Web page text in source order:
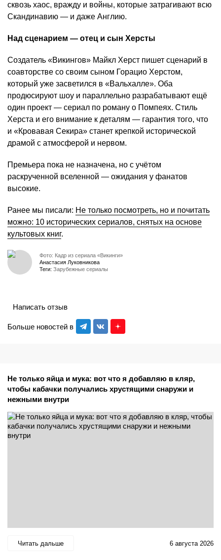
сквозь хаос, вражду и войны, которые затрагивают всю
Скандинавию — и даже Англию.
Над сценарием — отец и сын Херсты
Создатель «Викингов» Майкл Херст пишет сценарий в
соавторстве со своим сыном Горацио Херстом,
который уже засветился в «Вальхалле». Оба
продюсируют шоу и параллельно разрабатывают ещё
один проект — сериал по роману о Помпеях. Стиль
Херста и его внимание к деталям — гарантия того, что
и «Кровавая Секира» станет крепкой исторической
драмой с атмосферой и нервом.
Премьера пока не назначена, но с учётом
раскрученной вселенной — ожидания у фанатов
высокие.
Ранее мы писали: Не только посмотреть, но и почитать
можно: 10 исторических сериалов, снятых на основе
культовых книг.
Фото: Кадр из сериала «Викинги»
Анастасия Луковникова
Теги: Зарубежные сериалы
Больше новостей в
Написать отзыв
Не только яйца и мука: вот что я добавляю в кляр,
чтобы кабачки получались хрустящими снаружи и
нежными внутри
Читать дальше 6 августа 2026